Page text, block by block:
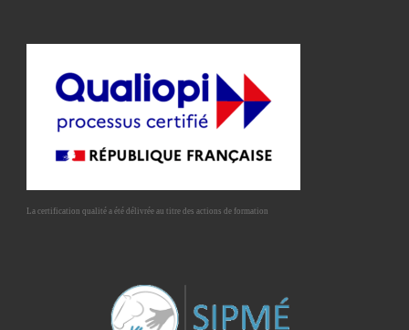
La certification qualité a été délivrée au titre des actions de formation